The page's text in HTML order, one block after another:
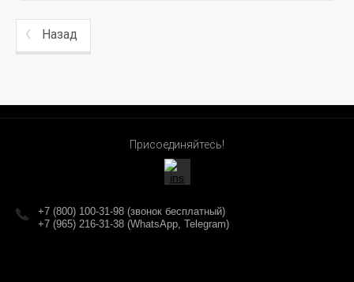
Назад
Присоединяйтесь!
+7 (800) 100-31-98 (звонок бесплатный)
+7 (965) 216-31-38 (WhatsApp, Telegram)